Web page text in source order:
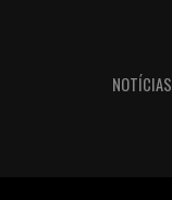
NOTÍCIAS